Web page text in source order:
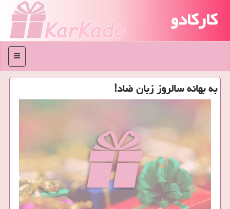
کارکادو
منو
به بهانه سالروز زبان ضاد!